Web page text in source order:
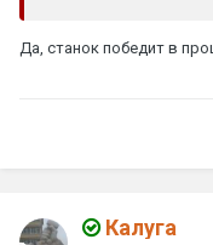
Да, станок победит в
Калуга